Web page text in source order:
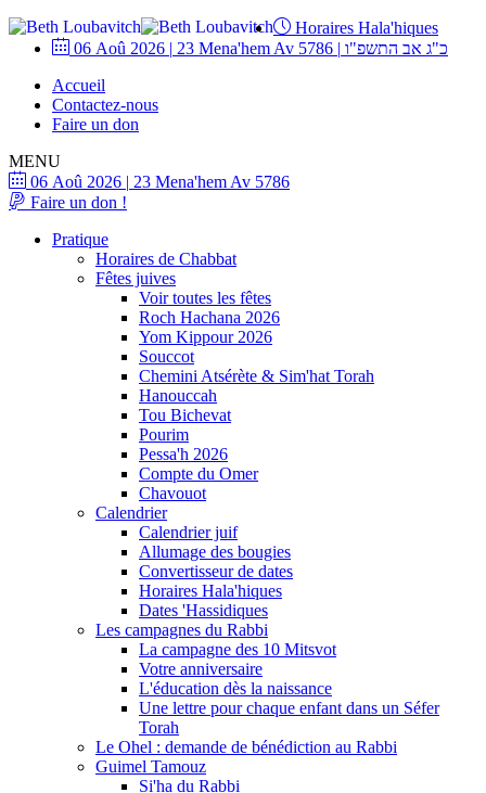
Horaires Hala'hiques
06 Aoû 2026 | 23 Mena'hem Av 5786 | כ"ג אב התשפ"ו
Accueil
Contactez-nous
Faire un don
MENU
06 Aoû 2026 | 23 Mena'hem Av 5786
Faire un don !
Pratique
Horaires de Chabbat
Fêtes juives
Voir toutes les fêtes
Roch Hachana 2026
Yom Kippour 2026
Souccot
Chemini Atsérète & Sim'hat Torah
Hanouccah
Tou Bichevat
Pourim
Pessa'h 2026
Compte du Omer
Chavouot
Calendrier
Calendrier juif
Allumage des bougies
Convertisseur de dates
Horaires Hala'hiques
Dates 'Hassidiques
Les campagnes du Rabbi
La campagne des 10 Mitsvot
Votre anniversaire
L'éducation dès la naissance
Une lettre pour chaque enfant dans un Séfer
Torah
Le Ohel : demande de bénédiction au Rabbi
Guimel Tamouz
Si'ha du Rabbi